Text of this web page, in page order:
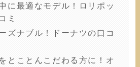
に最適なモデル！ロリポッ
ミ
ズナブル！ドーナツの口コ
とことんこだわる方に！オ